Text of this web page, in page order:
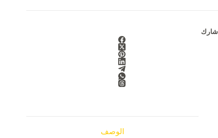
شارك
الوصف